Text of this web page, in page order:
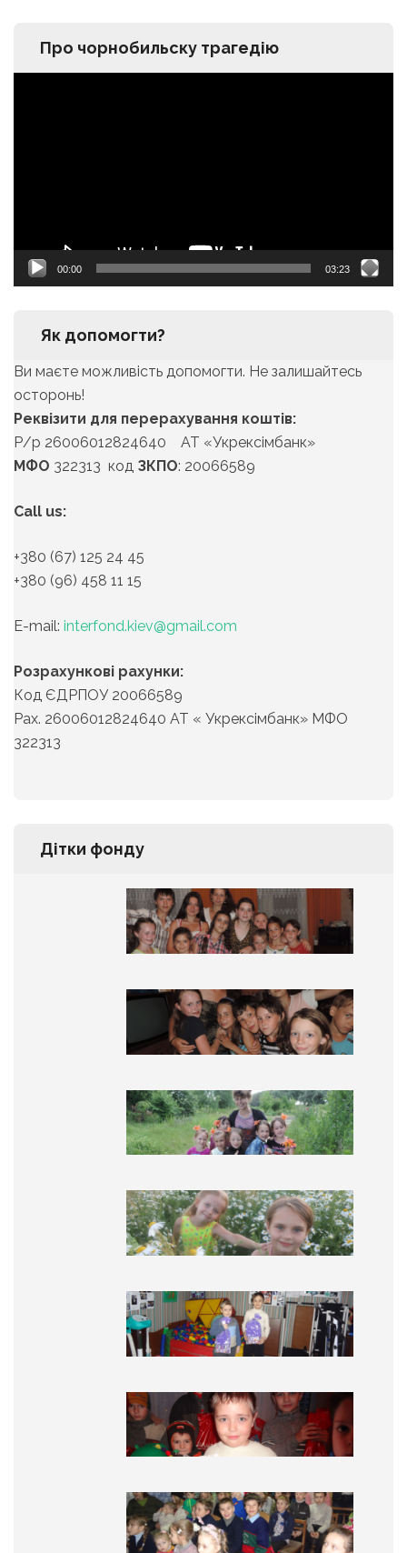
Про чорнобильску трагедію
00:00 03:23
Як допомогти?
Ви маєте можливість допомогти. Не залишайтесь
осторонь!
Реквізити для перерахування коштів:
Р/р 26006012824640 АТ «Укрексімбанк»
МФО 322313 код ЗКПО: 20066589
Call us:
+380 (67) 125 24 45
+380 (96) 458 11 15
Е-mail: interfond.kiev@gmail.com
Розрахункові рахунки:
Код ЄДРПОУ 20066589
Рах. 26006012824640 АТ « Укрексімбанк» МФО
322313
Дітки фонду